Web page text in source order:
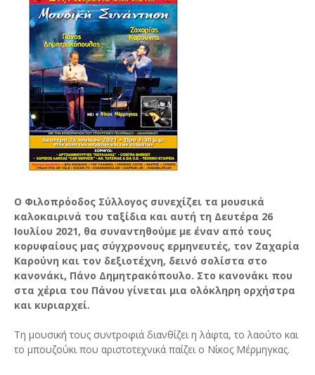
Ο Φιλοπρόοδος Σύλλογος συνεχίζει τα μουσικά
καλοκαιρινά του ταξίδια και αυτή τη Δευτέρα 26
Ιουλίου 2021, θα συναντηθούμε με έναν από τους
κορυφαίους μας σύγχρονους ερμηνευτές, τον Ζαχαρία
Καρούνη και τον δεξιοτέχνη, δεινό σολίστα στο
κανονάκι, Πάνο Δημητρακόπουλο. Στο κανονάκι που
στα χέρια του Πάνου γίνεται μια ολόκληρη ορχήστρα
και κυριαρχεί.
Τη μουσική τους συντροφιά διανθίζει η λάφτα, το λαούτο και
το μπουζούκι που αριστοτεχνικά παίζει ο Νίκος Μέρμηγκας.